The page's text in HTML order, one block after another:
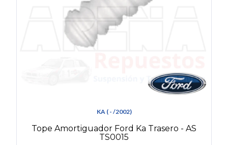
KA ( - /2002)
Tope Amortiguador Ford Ka Trasero - AS
TS0015